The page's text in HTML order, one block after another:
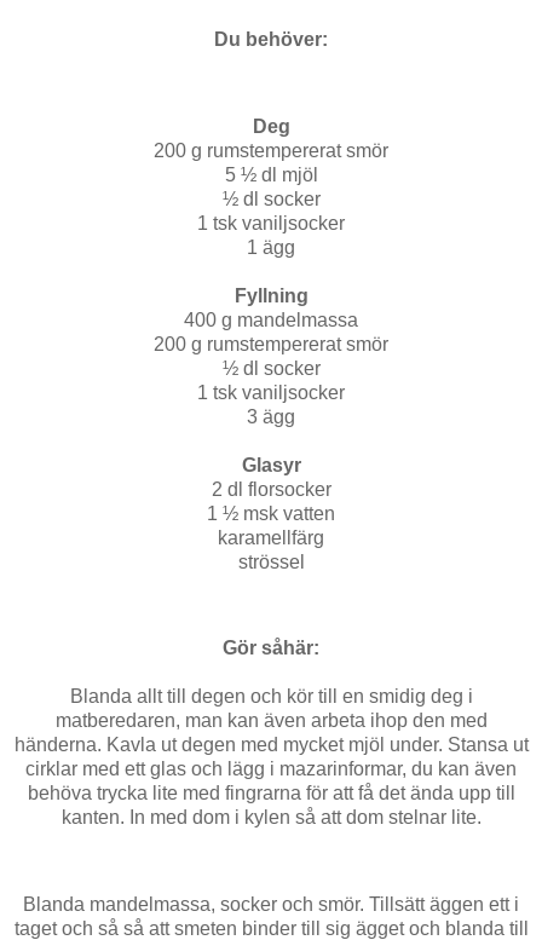
Du behöver:
Deg
200 g rumstempererat smör
5 ½ dl mjöl
½ dl socker
1 tsk vaniljsocker
1 ägg
Fyllning
400 g mandelmassa
200 g rumstempererat smör
½ dl socker
1 tsk vaniljsocker
3 ägg
Glasyr
2 dl florsocker
1 ½ msk vatten
karamellfärg
strössel
Gör såhär:
Blanda allt till degen och kör till en smidig deg i
matberedaren, man kan även arbeta ihop den med
händerna. Kavla ut degen med mycket mjöl under. Stansa ut
cirklar med ett glas och lägg i mazarinformar, du kan även
behöva trycka lite med fingrarna för att få det ända upp till
kanten. In med dom i kylen så att dom stelnar lite.
Blanda mandelmassa, socker och smör. Tillsätt äggen ett i
taget och så så att smeten binder till sig ägget och blanda till